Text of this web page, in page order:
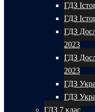
ГДЗ
ГДЗ
ГДЗ
2023
ГДЗ
2023
ГДЗ
ГДЗ
ГДЗ 7 клас